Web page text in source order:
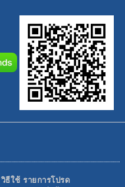
วิธีใช้ รายการโปรด